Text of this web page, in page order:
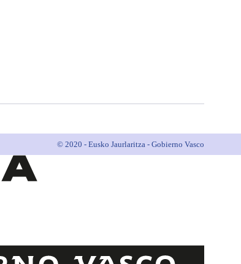
© 2020 - Eusko Jaurlaritza - Gobierno Vasco